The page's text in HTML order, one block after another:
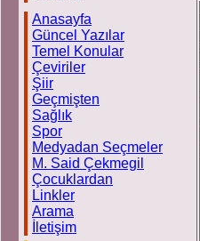
Anasayfa
Güncel Yazılar
Temel Konular
Çeviriler
Şiir
Geçmişten
Sağlık
Spor
Medyadan Seçmeler
M. Said Çekmegil
Çocuklardan
Linkler
Arama
İletişim